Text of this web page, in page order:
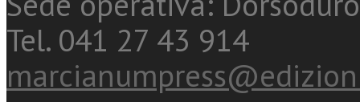
Tel. 041 27 43 914